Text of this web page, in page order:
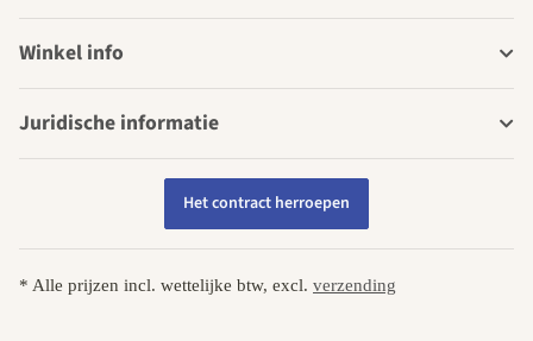
Winkel info
Juridische informatie
Het contract herroepen
* Alle prijzen incl. wettelijke btw, excl. verzending